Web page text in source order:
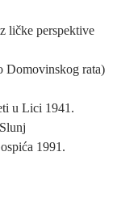
ličke perspektive
Domovinskog rata)
u Lici 1941.
1991.